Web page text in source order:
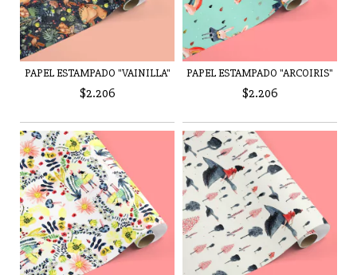
PAPEL ESTAMPADO "VAINILLA"
$2.206
PAPEL ESTAMPADO "ARCOIRIS"
$2.206